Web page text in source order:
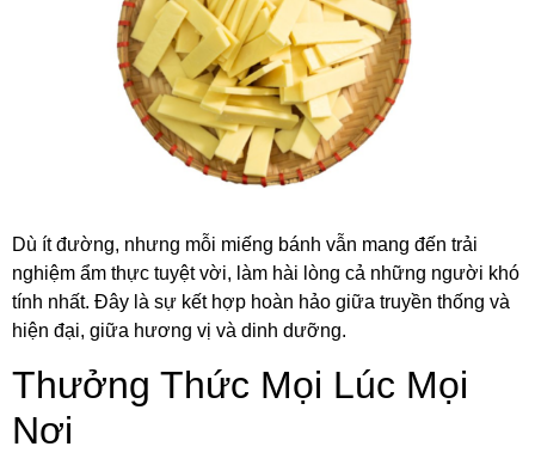
Dù ít đường, nhưng mỗi miếng bánh vẫn mang đến trải
nghiệm ẩm thực tuyệt vời, làm hài lòng cả những người khó
tính nhất. Đây là sự kết hợp hoàn hảo giữa truyền thống và
hiện đại, giữa hương vị và dinh dưỡng.
Thưởng Thức Mọi Lúc Mọi
Nơi